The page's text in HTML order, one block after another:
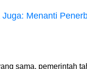
Juga: Menanti
sama, pemerintah